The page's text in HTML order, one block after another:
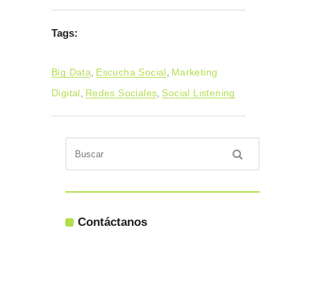
Tags:
Big Data, Escucha Social, Marketing
Digital, Redes Sociales, Social Listening
Contáctanos